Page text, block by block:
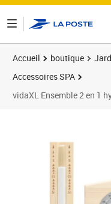
Accueil boutique
Accessoires SPA
vidaXL Ensemble 2 en 1